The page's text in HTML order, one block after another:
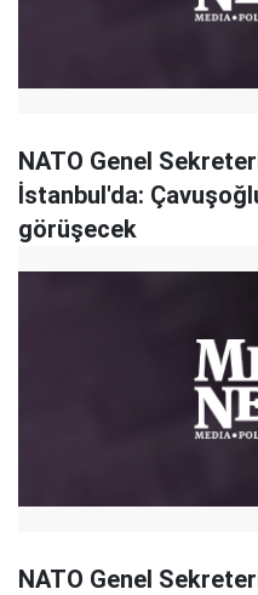
NATO Genel
İstanbul'da:
görüşecek
NATO Genel